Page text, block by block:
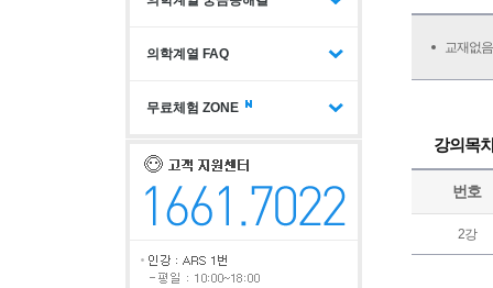
의학계열 FAQ
무료체험 ZONE
교재없음
강의목
번호
2강